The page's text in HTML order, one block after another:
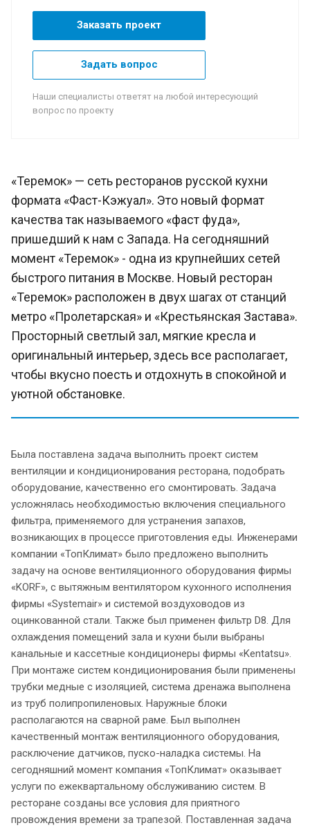
Заказать проект
Задать вопрос
Наши специалисты ответят на любой интересующий
вопрос по проекту
«Теремок» — сеть ресторанов русской кухни
формата «Фаст-Кэжуал». Это новый формат
качества так называемого «фаст фуда»,
пришедший к нам с Запада. На сегодняшний
момент «Теремок» - одна из крупнейших сетей
быстрого питания в Москве. Новый ресторан
«Теремок» расположен в двух шагах от станций
метро «Пролетарская» и «Крестьянская Застава».
Просторный светлый зал, мягкие кресла и
оригинальный интерьер, здесь все располагает,
чтобы вкусно поесть и отдохнуть в спокойной и
уютной обстановке.
Была поставлена задача выполнить проект систем
вентиляции и кондиционирования ресторана, подобрать
оборудование, качественно его смонтировать. Задача
усложнялась необходимостью включения специального
фильтра, применяемого для устранения запахов,
возникающих в процессе приготовления еды. Инженерами
компании «ТопКлимат» было предложено выполнить
задачу на основе вентиляционного оборудования фирмы
«KORF», с вытяжным вентилятором кухонного исполнения
фирмы «Systemair» и системой воздуховодов из
оцинкованной стали. Также был применен фильтр D8. Для
охлаждения помещений зала и кухни были выбраны
канальные и кассетные кондиционеры фирмы «Kentatsu».
При монтаже систем кондиционирования были применены
трубки медные с изоляцией, система дренажа выполнена
из труб полипропиленовых. Наружные блоки
располагаются на сварной раме. Был выполнен
качественный монтаж вентиляционного оборудования,
расключение датчиков, пуско-наладка системы. На
сегодняшний момент компания «ТопКлимат» оказывает
услуги по ежеквартальному обслуживанию систем. В
ресторане созданы все условия для приятного
провождения времени за трапезой. Поставленная задача